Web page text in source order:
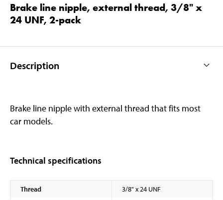
Brake line nipple, external thread, 3/8" x
24 UNF, 2-pack
Description
Brake line nipple with external thread that fits most
car models.
Technical specifications
Thread
3/8" x 24 UNF